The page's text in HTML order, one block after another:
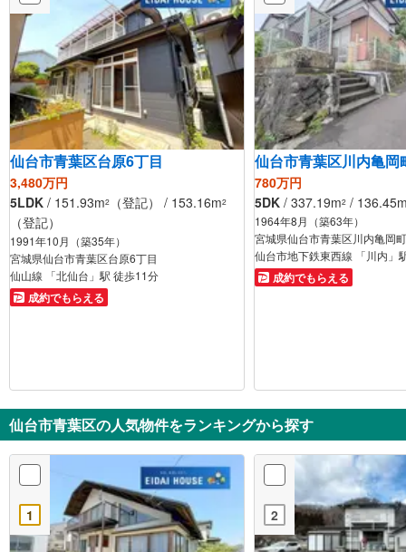
仙台市青葉区台原6丁目
3,480万円
5LDK / 151.93m2 （登記） / 153.16m2
（登記）
1991年10月（築35年）
宮城県仙台市青葉区台原6丁目
仙山線 「北仙台」駅 徒歩11分
成約でもらえる
仙台市青葉区川内亀岡
780万円
5DK / 337.19m2 /
1964年8月（築63年）
宮城県仙台市青葉区川内亀岡町
仙台市地下鉄東西線 「川内」
成約でもらえる
仙台市青葉区の人気物件をランキングから探す
1 2